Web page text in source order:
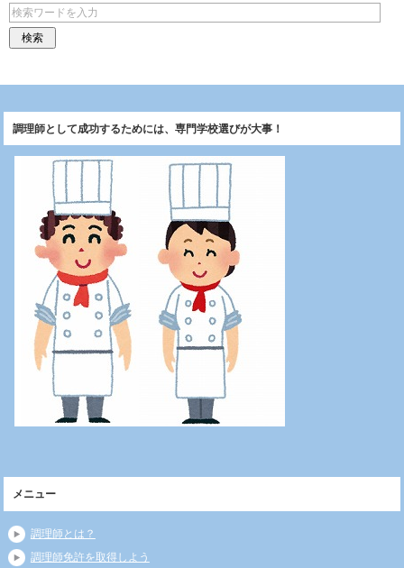
調理師として成功するためには、専門学校選びが大事！
メニュー
調理師とは？
調理師免許を取得しよう